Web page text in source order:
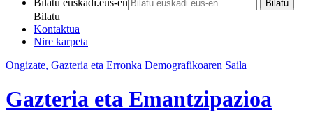
Bilatu euskadi.eus-en
Bilatu
Kontaktua
Nire karpeta
Ongizate, Gazteria eta Erronka Demografikoaren Saila
Gazteria eta Emantzipazioa